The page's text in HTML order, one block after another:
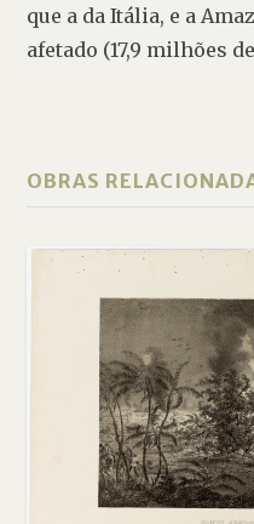
que a da Itália, e a
afetado (17,9 milhões
OBRAS